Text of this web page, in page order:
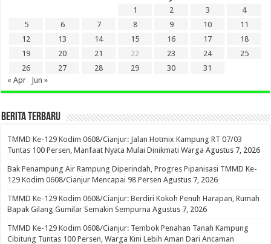
1
2 3
4
5
6 7 8 9 10
11
12
13 14 15 16 17
18
19
20 21 22 23 24
25
26
27 28 29 30
31
« Apr
Jun »
BERITA TERBARU
TMMD Ke-129 Kodim 0608/Cianjur: Jalan Hotmix Kampung RT 07/03
Tuntas 100 Persen, Manfaat Nyata Mulai Dinikmati Warga Agustus 7, 2026
Bak Penampung Air Rampung Diperindah, Progres Pipanisasi TMMD Ke-
129 Kodim 0608/Cianjur Mencapai 98 Persen Agustus 7, 2026
TMMD Ke-129 Kodim 0608/Cianjur: Berdiri Kokoh Penuh Harapan, Rumah
Bapak Gilang Gumilar Semakin Sempurna Agustus 7, 2026
TMMD Ke-129 Kodim 0608/Cianjur: Tembok Penahan Tanah Kampung
Cibitung Tuntas 100 Persen, Warga Kini Lebih Aman Dari Ancaman